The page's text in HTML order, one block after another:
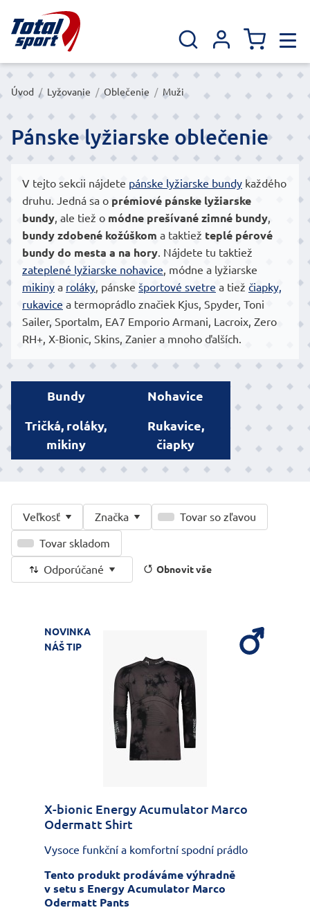
Úvod / Lyžovanie / Oblečenie / Muži
Pánske lyžiarske oblečenie
V tejto sekcii nájdete pánske lyžiarske bundy každého
druhu. Jedná sa o prémiové pánske lyžiarske
bundy, ale tiež o módne prešívané zimné bundy,
bundy zdobené kožúškom a taktiež teplé pérové
bundy do mesta a na hory. Nájdete tu taktiež
zateplené lyžiarske nohavice, módne a lyžiarske
mikiny a roláky, pánske športové svetre a tiež čiapky,
rukavice a termoprádlo značiek Kjus, Spyder, Toni
Sailer, Sportalm, EA7 Emporio Armani, Lacroix, Zero
RH+, X-Bionic, Skins, Zanier a mnoho ďalších.
Bundy Nohavice
Tričká, roláky,
mikiny
Rukavice,
čiapky
Veľkosť Značka Tovar so zľavou
Tovar skladom
Odporúčané Obnovit vše
NOVINKA
NÁŠ TIP
X-bionic Energy Acumulator Marco
Odermatt Shirt
Vysoce funkční a komfortní spodní prádlo
Tento produkt prodáváme výhradně
v setu s Energy Acumulator Marco
Odermatt Pants